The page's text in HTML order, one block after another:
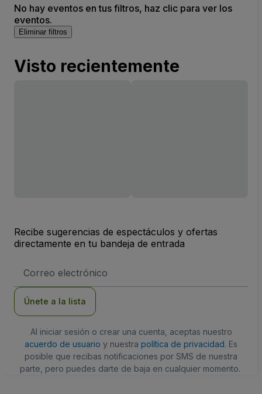
No hay eventos en tus filtros, haz clic para ver los
eventos.
Eliminar filtros
Visto recientemente
Recibe sugerencias de espectáculos y ofertas
directamente en tu bandeja de entrada
de
Únete a la lista
Al iniciar sesión o crear una cuenta, aceptas nuestro
acuerdo de usuario y nuestra política de privacidad. Es
posible que recibas notificaciones por SMS de nuestra
parte, pero puedes darte de baja en cualquier momento.